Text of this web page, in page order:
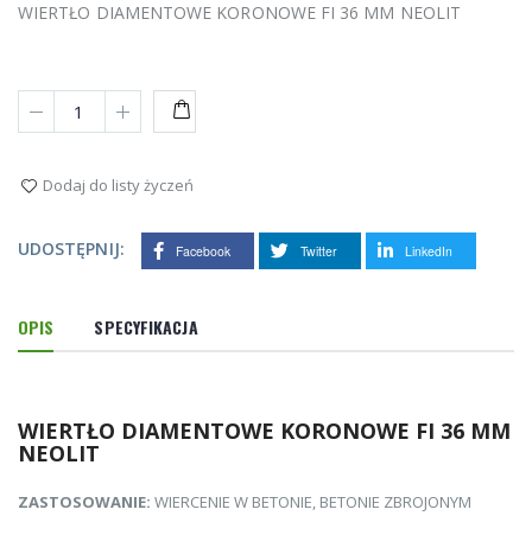
WIERTŁO DIAMENTOWE KORONOWE FI 36 MM NEOLIT
Dodaj do listy życzeń
UDOSTĘPNIJ: Facebook Twitter LinkedIn
OPIS SPECYFIKACJA
WIERTŁO DIAMENTOWE KORONOWE FI 36 MM
NEOLIT
ZASTOSOWANIE: WIERCENIE W BETONIE, BETONIE ZBROJONYM